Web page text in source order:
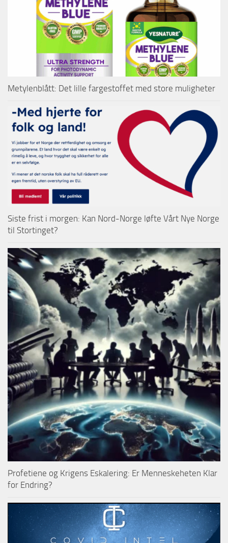
Metylenblått: Det lille fargestoffet med store muligheter
Siste frist i morgen: Kan Nord-Norge løfte Vårt Nye Norge
til Stortinget?
Profetiene og Krigens Eskalering: Er Menneskeheten Klar
for Endring?